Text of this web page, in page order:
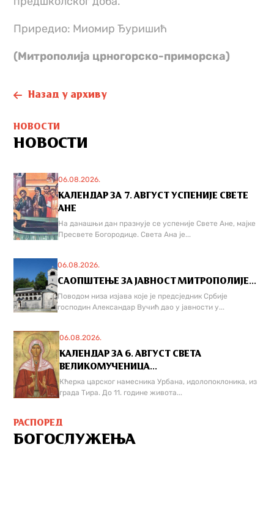
Приредио: Миомир Ђуришић
(Митрополија црногорско-приморска)
Назад у архиву
НОВОСТИ
НОВОСТИ
06.08.2026.
КАЛЕНДАР ЗА 7. АВГУСТ УСПЕНИЈЕ СВЕТЕ
АНЕ
На данашњи дан празнује се успеније Свете Ане, мајке
Пресвете Богородице. Света Ана је...
06.08.2026.
САОПШТЕЊЕ ЗА ЈАВНОСТ МИТРОПОЛИЈЕ...
Поводом низа изјава које је предсједник Србије
господин Александар Вучић дао у јавности у...
06.08.2026.
КАЛЕНДАР ЗА 6. АВГУСТ СВЕТА
ВЕЛИКОМУЧЕНИЦА...
Кћерка царског намесника Урбана, идолопоклоника, из
града Тира. До 11. године живота...
РАСПОРЕД
БОГОСЛУЖЕЊА